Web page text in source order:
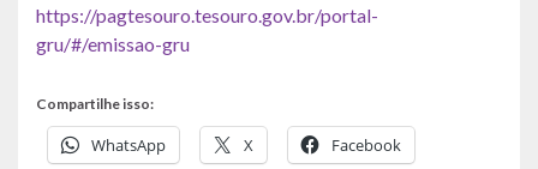
https://pagtesouro.tesouro.gov.br/portal-
gru/#/emissao-gru
Compartilhe isso:
WhatsApp X Facebook